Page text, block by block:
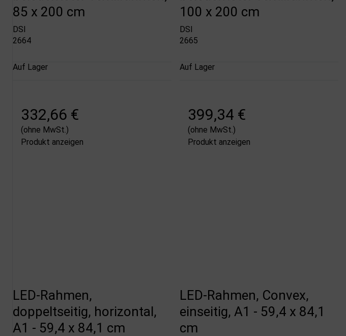
85 x 200 cm
DSI
2664
Auf Lager
332,66 €
(ohne MwSt.)
Produkt anzeigen
100 x 200 cm
DSI
2665
Auf Lager
399,34 €
(ohne MwSt.)
Produkt anzeigen
LED-Rahmen,
doppeltseitig, horizontal,
A1 - 59,4 x 84,1 cm
LED-Rahmen, Convex,
einseitig, A1 - 59,4 x 84,1
cm